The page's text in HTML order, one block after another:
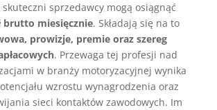
sprzedawcy mogą osiągnąć
brutto miesięcznie. Składają się na to
prowizje, premie oraz szereg
. Przewaga tej profesji nad
w branży motoryzacyjnej wynika
wzrostu wynagrodzenia oraz
sieci kontaktów zawodowych. Im